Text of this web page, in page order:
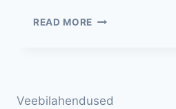
READ MORE KODULEHED
Veebilahendused